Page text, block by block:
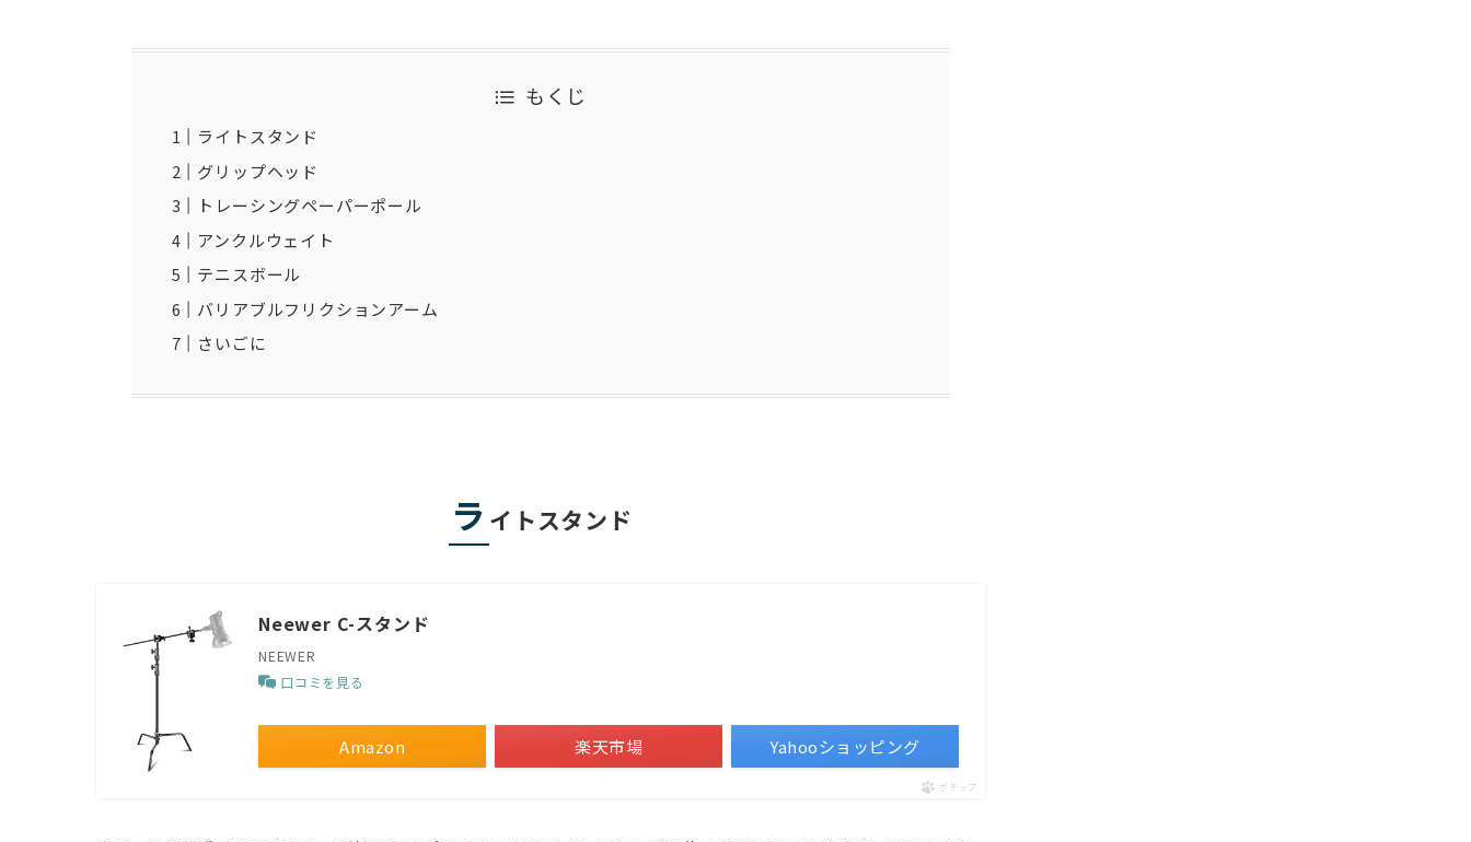
もくじ
ライトスタンド
グリップヘッド
トレーシングペーパーポール
アンクルウェイト
テニスボール
バリアブルフリクションアーム
さいごに
ラ イトスタンド
Neewer C-スタンド
NEEWER
口コミを見る
Amazon 楽天市場 Yahooショッピング
ポチップ